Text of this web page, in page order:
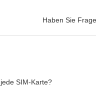
Haben Sie
SIM-Karte?